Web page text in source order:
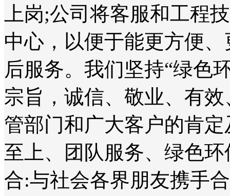
上岗;公司将客服和工程
中心，以便于能更方便
后服务。我们坚持“绿色
宗旨，诚信、敬业、有
管部门和广大客户的肯
至上、团队服务、绿色
合:与社会各界朋友携手